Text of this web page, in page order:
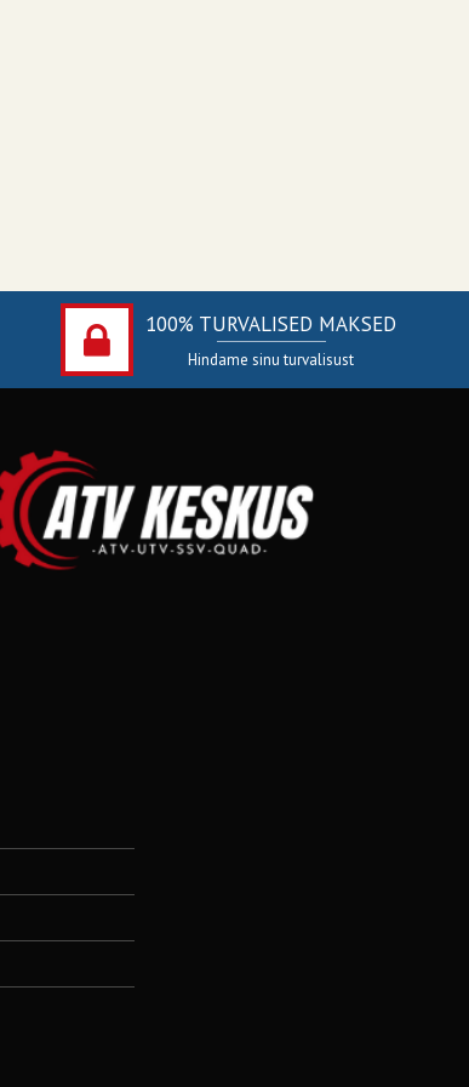
100% TURVALISED MAKSED
Hindame sinu turvalisust